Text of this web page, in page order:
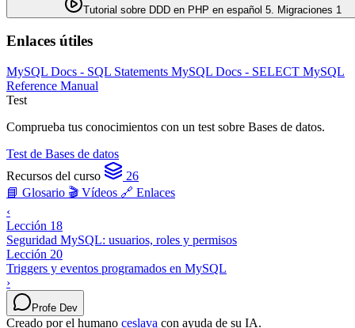
Tutorial sobre DDD en PHP en español 5. Migraciones 1
Enlaces útiles
MySQL Docs - SQL Statements MySQL Docs - SELECT MySQL
Reference Manual
Test
Comprueba tus conocimientos con un test sobre Bases de datos.
Test de Bases de datos
Recursos del curso
26
📘 Glosario 🎬 Vídeos 🔗 Enlaces
‹
Lección 18
Seguridad MySQL: usuarios, roles y permisos
Lección 20
Triggers y eventos programados en MySQL
›
Profe Dev
Creado por el humano ceslava con ayuda de su IA.